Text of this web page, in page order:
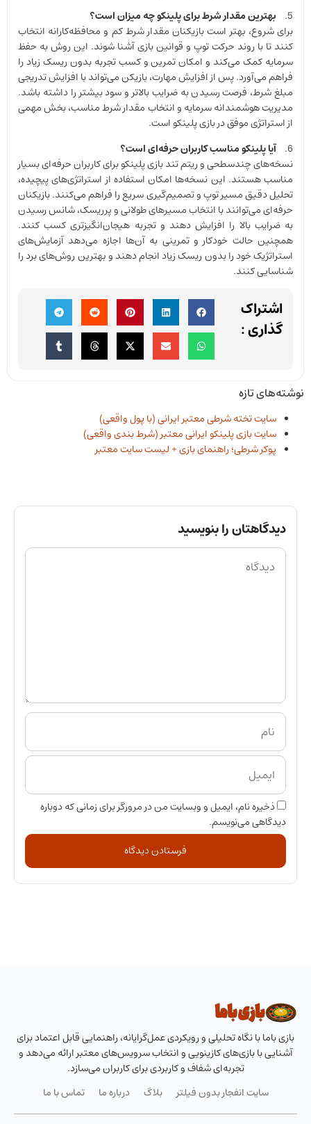
5.
بهترین مقدار شرط برای پلینکو چه میزان است؟
برای شروع، بهتر است بازیکنان مقدار شرط کم و محافظه‌کارانه انتخاب
کنند تا با روند حرکت توپ و قوانین بازی آشنا شوند. این روش به حفظ
سرمایه کمک می‌کند و امکان تمرین و کسب تجربه بدون ریسک زیاد را
فراهم می‌آورد. پس از افزایش مهارت، بازیکن می‌تواند با افزایش تدریجی
مبلغ شرط، فرصت رسیدن به ضرایب بالاتر و سود بیشتر را داشته باشد.
مدیریت هوشمندانه سرمایه و انتخاب مقدار شرط مناسب، بخش مهمی
از استراتژی موفق در بازی پلینکو است.
6.
آیا پلینکو مناسب کاربران حرفه‌ای است؟
نسخه‌های چندسطحی و ریتم تند بازی پلینکو برای کاربران حرفه‌ای بسیار
مناسب هستند. این نسخه‌ها امکان استفاده از استراتژی‌های پیچیده،
تحلیل دقیق مسیر توپ و تصمیم‌گیری سریع را فراهم می‌کنند. بازیکنان
حرفه‌ای می‌توانند با انتخاب مسیرهای طولانی و پرریسک، شانس رسیدن
به ضرایب بالا را افزایش دهند و تجربه هیجان‌انگیزتری کسب کنند.
همچنین حالت خودکار و تمرینی به آن‌ها اجازه می‌دهد آزمایش‌های
استراتژیک خود را بدون ریسک زیاد انجام دهند و بهترین روش‌های برد را
شناسایی کنند.
اشتراک
گذاری :
نوشته‌های تازه
سایت تخته شرطی معتبر ایرانی (با پول واقعی)
سایت بازی پلینکو ایرانی معتبر (شرط بندی واقعی)
پوکر شرطی؛ راهنمای بازی + لیست سایت معتبر
دیدگاهتان را بنویسید
ذخیره نام، ایمیل و وبسایت من در مرورگر برای زمانی که دوباره
دیدگاهی می‌نویسم.
بازی باما با نگاه تحلیلی و رویکردی عمل‌گرایانه، راهنمایی قابل اعتماد برای
آشنایی با بازی‌های کازینویی و انتخاب سرویس‌های معتبر ارائه می‌دهد و
تجربه‌ای شفاف و کاربردی برای کاربران می‌سازد.
سایت انفجار بدون فیلتر
بلاگ درباره ما تماس با ما